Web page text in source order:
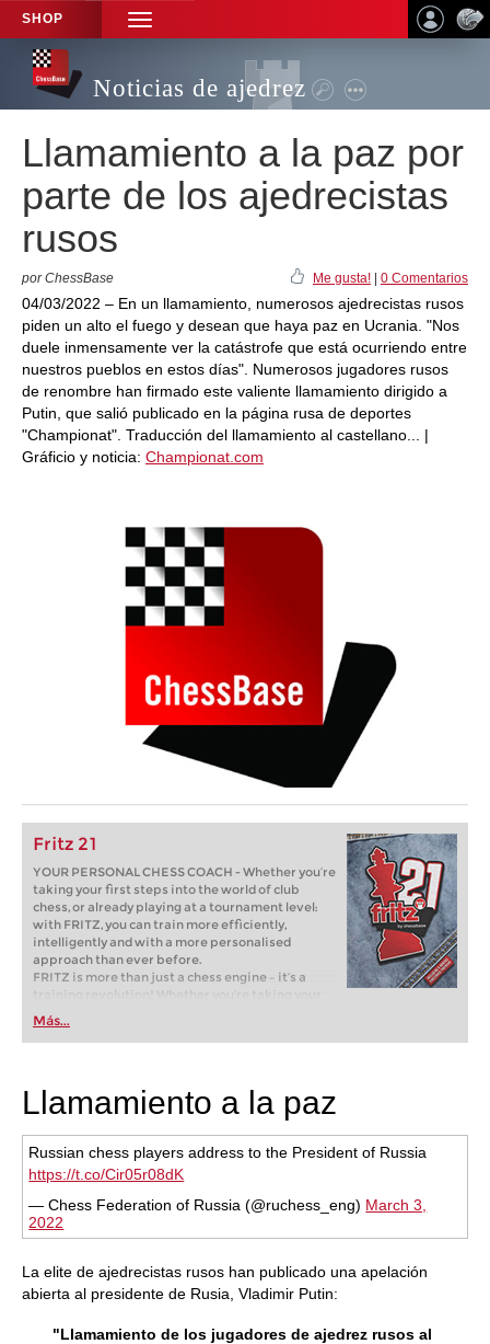
SHOP
TOGGLE
NAVIGATION
Noticias de ajedrez
Llamamiento a la paz por
parte de los ajedrecistas
rusos
por ChessBase Me gusta! 0 Comentarios
04/03/2022 – En un llamamiento, numerosos ajedrecistas rusos
piden un alto el fuego y desean que haya paz en Ucrania. "Nos
duele inmensamente ver la catástrofe que está ocurriendo entre
nuestros pueblos en estos días". Numerosos jugadores rusos
de renombre han firmado este valiente llamamiento dirigido a
Putin, que salió publicado en la página rusa de deportes
"Championat". Traducción del llamamiento al castellano... |
Gráficio y noticia: Championat.com
Fritz 21
YOUR PERSONAL CHESS COACH - Whether you’re
taking your first steps into the world of club
chess, or already playing at a tournament level:
with FRITZ, you can train more efficiently,
intelligently and with a more personalised
approach than ever before.
FRITZ is more than just a chess engine – it’s a
training revolution! Whether you’re taking your
first steps into the world of club chess, or already
playing at a tournament level: with FRITZ, you can
train more efficiently, intelligently and with a
Más...
Llamamiento a la paz
Russian chess players address to the President of Russia
https://t.co/Cir05r08dK
— Chess Federation of Russia (@ruchess_eng) March 3,
2022
La elite de ajedrecistas rusos han publicado una apelación
abierta al presidente de Rusia, Vladimir Putin:
"Llamamiento de los jugadores de ajedrez rusos al